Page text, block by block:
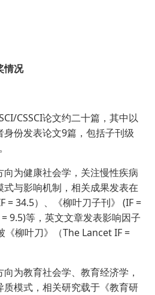
情况
CSSCI论文约二十篇，其中以
份发表论文9篇，包括子刊级
为健康社会学，关注慢性疾病
与影响机制，相关成果发表在
= 34.5）、《柳叶刀子刊》 (IF =
9.5)等，英文文章发表影响因子
《柳叶刀》（The Lancet IF =
为教育社会学、教育经济学，
模式，相关研究载于《教育研